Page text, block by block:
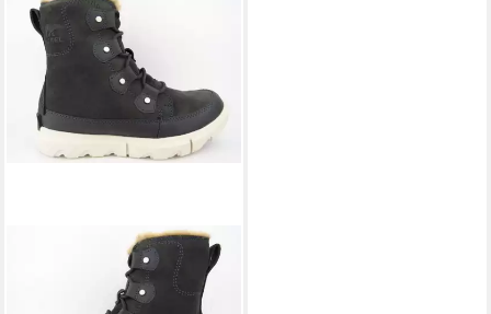
Explorer"Joan Faux
FUR " Winterstiefel
UVP149,99 €